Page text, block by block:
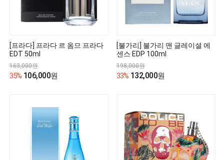
[프라다] 프라다 르 옴므 프라다
EDT 50ml
163,000원
35% 106,000원
[불가리] 불가리 맨 글레이셜 에
센스 EDP 100ml
198,000원
33% 132,000원